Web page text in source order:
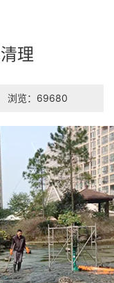
理
浏览：69680